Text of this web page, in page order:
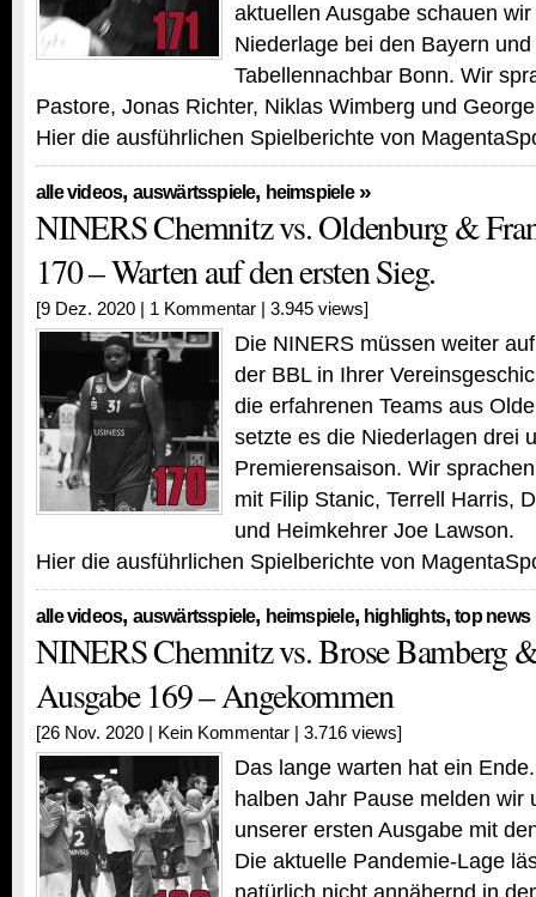
aktuellen Ausgabe schauen
Niederlage bei den Bayern
Tabellennachbar Bonn. Wir
Pastore, Jonas Richter, Niklas Wimberg und
Hier die ausführlichen Spielberichte von
alle videos, auswärtsspiele, heimspiele»
NINERS Chemnitz vs. Oldenburg &
170 – Warten auf den ersten Sieg.
[9 Dez. 2020 | 1 Kommentar | 3.945 views]
Die NINERS müssen weiter
der BBL in Ihrer
die erfahrenen Teams aus
setzte es die Niederlagen drei
Premierensaison. Wir
mit Filip Stanic, Terrell Harris,
und Heimkehrer Joe Lawson.
Hier die ausführlichen Spielberichte von
alle videos, auswärtsspiele, heimspiele, highlights,top news
NINERS Chemnitz vs. Brose Bamberg
Ausgabe 169 – Angekommen
[26 Nov. 2020 | Kein Kommentar | 3.716 views]
Das lange warten hat ein
halben Jahr Pause melden wir
unserer ersten Ausgabe mit
Die aktuelle Pandemie-Lage
natürlich nicht annähernd in